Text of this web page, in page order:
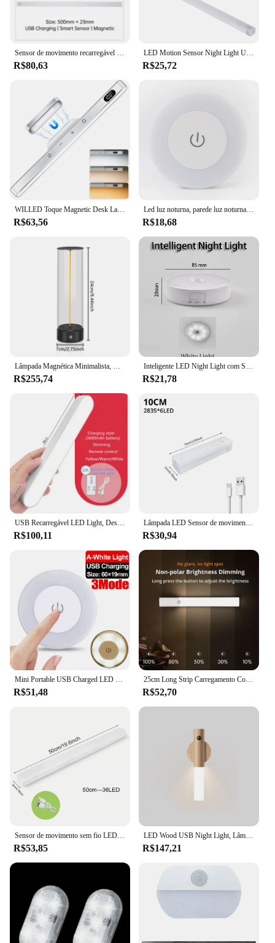
Sensor de movimento recarregável Night Light, Lâmpada sem fio USB Wardrobe, Magnetic LED Light for Kitchen Cabinet Bedroom
R$80,63
LED Motion Sensor Night Light USB Carregamento Closet Light Sem Fio Night Lamp Armário Magnético Wardrobe Light Escadas Corriente Luz
R$25,72
R$63,56
Led luz noturna, parede luz noturna, sem fio, recarregável, magnético, regulável, para o bebê, berçário, cozinha, 0.6w
R$18,68
R$255,74 R$21,78
R$100,11
Lâmpada LED Sensor de movimento sem fio, Luzes noturnas, USB Recarregável, Magnético para armário de cozinha, Corão do armário, Lâmpada Detector de Tubo
R$30,94
R$51,48
25cm Long Strip Carregamento Corpo Magnético Lâmpada Sensing Wardrobe Wine Cabinet Corredor Quarto Led Night Light
R$52,70
Sensor de movimento sem fio LED Night Light, magnético recarregável, lâmpada do armário, sob luz do corredor
R$53,85
LED Wood USB Night Light, Lâmpada de parede magnética, Armário de cozinha, Home Staircase, Bedroom Table, Iluminação de cabeceira
R$147,21